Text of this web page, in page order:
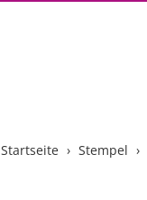
Startseite Stempel